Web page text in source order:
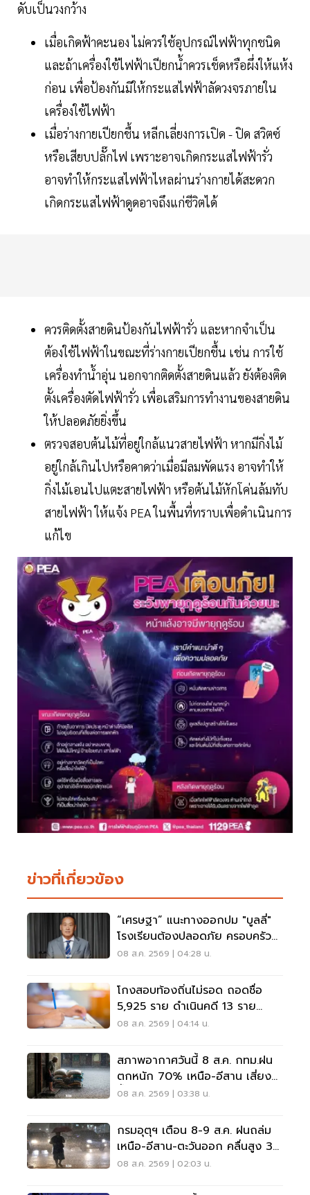
ดับเป็นวงกว้าง
เมื่อเกิดฟ้าคะนอง ไม่ควรใช้อุปกรณ์ไฟฟ้าทุกชนิด
และถ้าเครื่องใช้ไฟฟ้าเปียกน้ำควรเช็ดหรือผึ่งให้แห้ง
ก่อน เพื่อป้องกันมิให้กระแสไฟฟ้าลัดวงจรภายใน
เครื่องใช้ไฟฟ้า
เมื่อร่างกายเปียกชื้น หลีกเลี่ยงการเปิด - ปิด สวิตซ์
หรือเสียบปลั๊กไฟ เพราะอาจเกิดกระแสไฟฟ้ารั่ว
อาจทำให้กระแสไฟฟ้าไหลผ่านร่างกายได้สะดวก
เกิดกระแสไฟฟ้าดูดอาจถึงแก่ชีวิตได้
ควรติดตั้งสายดินป้องกันไฟฟ้ารั่ว และหากจำเป็น
ต้องใช้ไฟฟ้าในขณะที่ร่างกายเปียกชื้น เช่น การใช้
เครื่องทำน้ำอุ่น นอกจากติดตั้งสายดินแล้ว ยังต้องติด
ตั้งเครื่องตัดไฟฟ้ารั่ว เพื่อเสริมการทำงานของสายดิน
ให้ปลอดภัยยิ่งขึ้น
ตรวจสอบต้นไม้ที่อยู่ใกล้แนวสายไฟฟ้า หากมีกิ่งไม้
อยู่ใกล้เกินไปหรือคาดว่าเมื่อมีลมพัดแรง อาจทำให้
กิ่งไม้เอนไปแตะสายไฟฟ้า หรือต้นไม้หักโค่นล้มทับ
สายไฟฟ้า ให้แจ้ง PEA ในพื้นที่ทราบเพื่อดำเนินการ
แก้ไข
ข่าวที่เกี่ยวข้อง
“เศรษฐา” แนะทางออกปม "บูลลี่"
โรงเรียนต้องปลอดภัย ครอบครัว
ต้องรับฟัง
08 ส.ค. 2569 | 04:28 น.
โกงสอบท้องถิ่นไม่รอด ถอดชื่อ
5,925 ราย ดำเนินคดี 13 ราย
ปปง.ไล่เส้นการเงิน
08 ส.ค. 2569 | 04:14 น.
สภาพอากาศวันนี้ 8 ส.ค. กทม.ฝน
ตกหนัก 70% เหนือ-อีสาน เสี่ยง
น้ำท่วมฉับพลัน
08 ส.ค. 2569 | 03:38 น.
กรมอุตุฯ เตือน 8-9 ส.ค. ฝนถล่ม
เหนือ-อีสาน-ตะวันออก คลื่นสูง 3
เมตร
08 ส.ค. 2569 | 02:03 น.